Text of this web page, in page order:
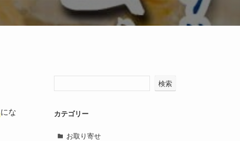
にな
検索
カテゴリー
お取り寄せ